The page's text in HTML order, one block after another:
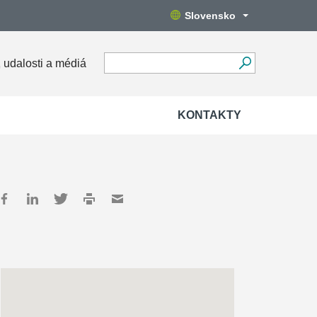
Slovensko
udalosti a médiá
KONTAKTY